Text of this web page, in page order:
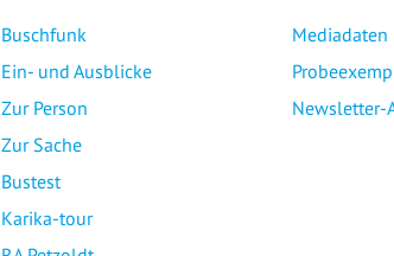
Buschfunk
Ein- und Ausblicke
Zur Person
Zur Sache
Bustest
Karika-tour
Mediadaten
Newsletter-